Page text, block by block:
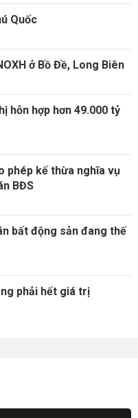
Quốc
ở Bồ Đề, Long Biên
hỗn hợp hơn 49.000 tỷ
phép kế thừa nghĩa vụ
BĐS
bất động sản đang thế
phải hết giá trị